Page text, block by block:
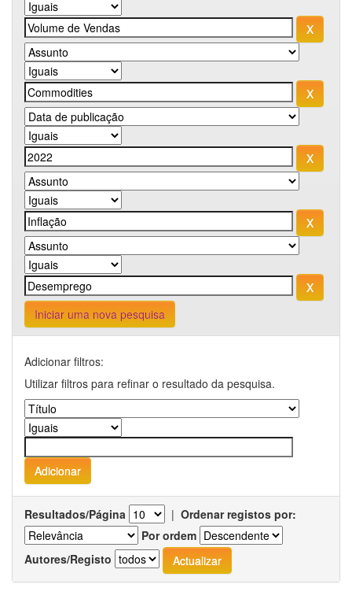
Iniciar uma nova pesquisa
Adicionar filtros:
Utilizar filtros para refinar o resultado da pesquisa.
Resultados/Página | Ordenar registos por:
Por ordem
Autores/Registo